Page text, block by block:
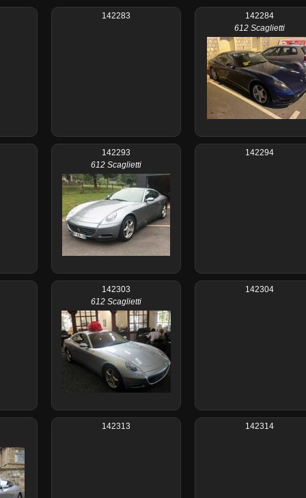
142283
142284
612 Scaglietti
142293
612 Scaglietti
142294
142303
612 Scaglietti
142304
142313 142314